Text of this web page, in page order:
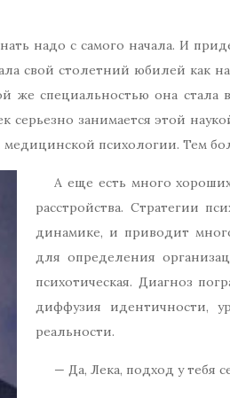
надо с самого начала. И
свой столетний юбилей как
же специальностью она
серьезно занимается этой
психологии. Тем
А еще есть много
расстройства. Стратегии
динамике, и приводит
для определения
психотическая. Диагноз
диффузия идентичности,
реальности.
— Да, Лека, подход у тебя